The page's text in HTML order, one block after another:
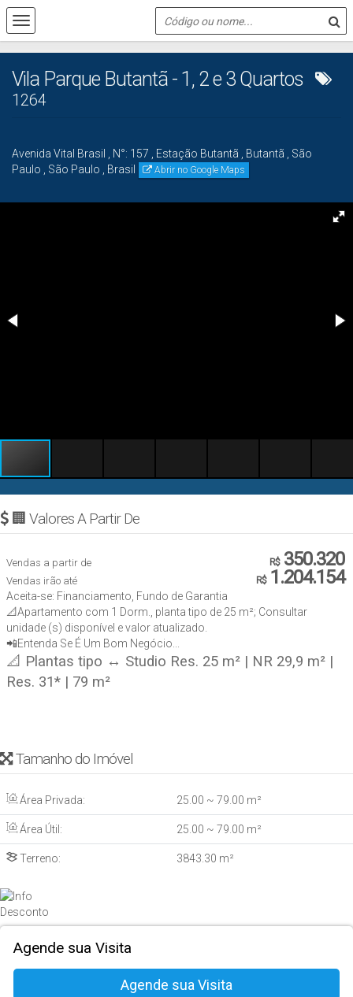
Vila Parque Butantã - 1, 2 e 3 Quartos
1264
Avenida Vital Brasil N°: 157 Estação Butantã Butantã
São
Paulo
São Paulo Brasil Abrir no Google Maps
🏢 Valores A Partir De
R$350.320
Vendas a partir de
R$1.204.154
Vendas irão até
Aceita-se: Financiamento, Fundo de Garantia
📐Apartamento com 1 Dorm., planta tipo de 25 m²; Consultar
unidade (s) disponível e valor atualizado.
📲Entenda Se É Um Bom Negócio...
📐 Plantas tipo ↔ Studio Res. 25 m² | NR 29,9 m² |
Res. 31* | 79 m²
Tamanho do Imóvel
Área Privada: 25.00 ~ 79.00 m²
Área Útil: 25.00 ~ 79.00 m²
Terreno: 3843.30 m²
Agende sua Visita